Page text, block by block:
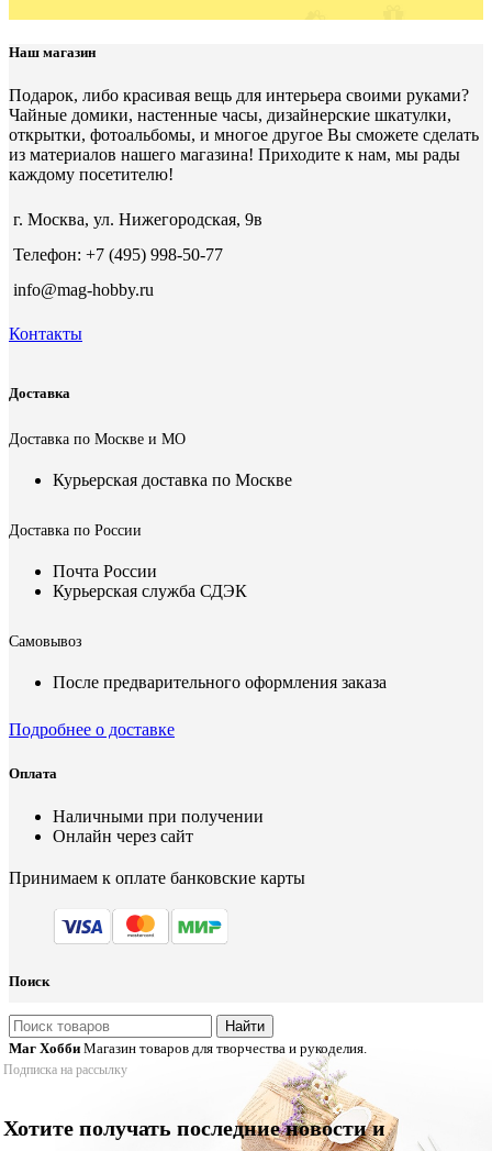
Наш магазин
Подарок, либо красивая вещь для интерьера своими руками?
Чайные домики, настенные часы, дизайнерские шкатулки,
открытки, фотоальбомы, и многое другое Вы сможете сделать
из материалов нашего магазина! Приходите к нам, мы рады
каждому посетителю!
г. Москва, ул. Нижегородская, 9в
Телефон: +7 (495) 998-50-77
info@mag-hobby.ru
Контакты
Доставка
Доставка по Москве и МО
Курьерская доставка по Москве
Доставка по России
Почта России
Курьерская служба СДЭК
Самовывоз
После предварительного оформления заказа
Подробнее о доставке
Оплата
Наличными при получении
Онлайн через сайт
Принимаем к оплате банковские карты
Поиск
Найти
Маг Хобби Магазин товаров для творчества и рукоделия.
Подписка на рассылку
Хотите получать последние новости и